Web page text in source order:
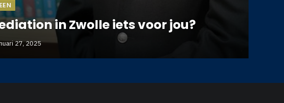
in Zwolle iets voor jou?
27, 2025